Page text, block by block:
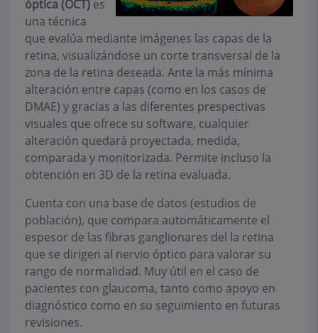
óptica (OCT) es
una técnica
que evalúa mediante imágenes las capas de la
retina, visualizándose un corte transversal de la
zona de la retina deseada. Ante la más mínima
alteración entre capas (como en los casos de
DMAE) y gracias a las diferentes prespectivas
visuales que ofrece su software, cualquier
alteración quedará proyectada, medida,
comparada y monitorizada. Permite incluso la
obtención en 3D de la retina evaluada.
Cuenta con una base de datos (estudios de
población), que compara automáticamente el
espesor de las fibras ganglionares del la retina
que se dirigen al nervio óptico para valorar su
rango de normalidad. Muy útil en el caso de
pacientes con glaucoma, tanto como apoyo en
diagnóstico como en su seguimiento en futuras
revisiones.